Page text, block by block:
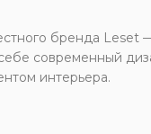
бренда Leset
современный
интерьера.